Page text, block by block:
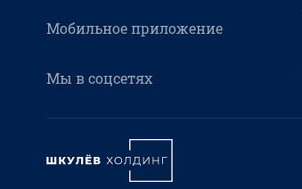
Мобильное приложение
Мы в соцсетях